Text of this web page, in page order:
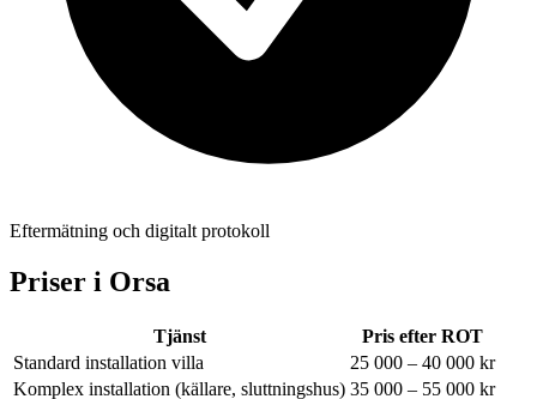
Eftermätning och digitalt protokoll
Priser i Orsa
Tjänst
Pris efter ROT
Standard installation villa
25 000 – 40 000 kr
Komplex installation (källare, sluttningshus) 35 000 – 55 000 kr